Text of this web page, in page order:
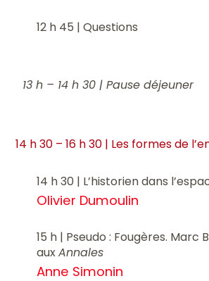
12 h 45 | Questions
13 h – 14 h 30 | Pause déjeuner
14 h 30 – 16 h 30 | Les formes de
14 h 30 | L’historien dans
Olivier Dumoulin
15 h | Pseudo : Fougères. Marc
auxAnnales
Anne Simonin